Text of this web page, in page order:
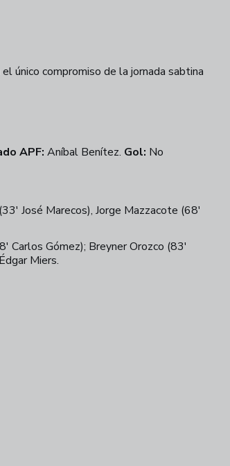
único compromiso de la jornada sabtina
APF: Aníbal Benítez. Gol: No
José Marecos), Jorge Mazzacote (68'
Carlos Gómez); Breyner Orozco (83'
Édgar Miers.